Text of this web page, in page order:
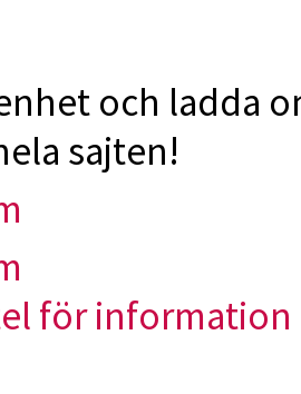
och ladda
sajten!
för